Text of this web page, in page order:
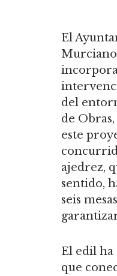
El
del
de
este
ajedrez,
sentido,
seis
El edil ha
que